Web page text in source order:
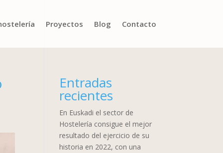
Proyectos Blog Contacto
Entradas
recientes
En Euskadi el sector de
Hostelería consigue el mejor
resultado del ejercicio de su
historia en 2022, con una